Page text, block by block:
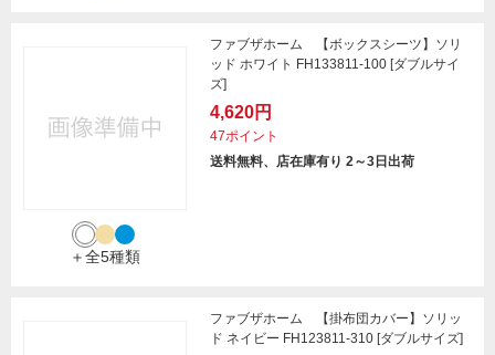
＋全5種類
ファブザホーム 【ボックスシーツ】ソリ
ッド ホワイト FH133811-100 [ダブルサイ
ズ]
4,620円
47ポイント
送料無料、店在庫有り 2～3日出荷
ファブザホーム 【掛布団カバー】ソリッ
ド ネイビー FH123811-310 [ダブルサイズ]